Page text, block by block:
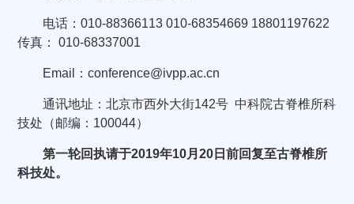
电话：010-88366113 010-68354669 18801197622
传真：
010-68337001
Email ：conference@ivpp.ac.cn
通讯地址：北京市西外大街142号 中科院古脊椎所科
技处（邮编： 100044）
第一轮回执请于2019年10月20 日前回复至古脊椎所
科技处。